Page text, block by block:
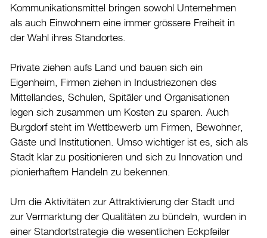
Aktuelles
Home
Öffnungszeiten & Kontakt
Stadtplan
Drucken
Kommunikationsmittel bringen sowohl Unternehmen
als auch Einwohnern eine immer grössere Freiheit in
der Wahl ihres Standortes.
Private ziehen aufs Land und bauen sich ein
Eigenheim, Firmen ziehen in Industriezonen des
Mittellandes, Schulen, Spitäler und Organisationen
legen sich zusammen um Kosten zu sparen. Auch
Burgdorf steht im Wettbewerb um Firmen, Bewohner,
Gäste und Institutionen. Umso wichtiger ist es, sich als
Stadt klar zu positionieren und sich zu Innovation und
pionierhaftem Handeln zu bekennen.
Um die Aktivitäten zur Attraktivierung der Stadt und
zur Vermarktung der Qualitäten zu bündeln, wurden in
einer Standortstrategie die wesentlichen Eckpfeiler